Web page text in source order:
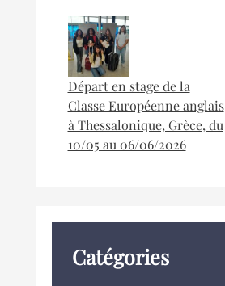
Départ en stage de la
Classe Européenne anglais
à Thessalonique, Grèce, du
10/05 au 06/06/2026
Catégories